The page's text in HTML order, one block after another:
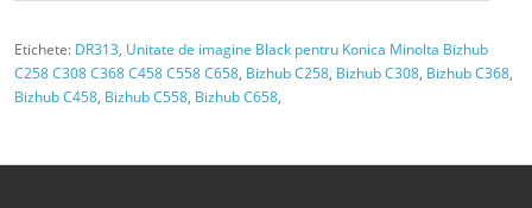
Etichete: DR313, Unitate de imagine Black pentru Konica Minolta Bizhub
C258 C308 C368 C458 C558 C658, Bizhub C258, Bizhub C308, Bizhub C368,
Bizhub C458, Bizhub C558, Bizhub C658,